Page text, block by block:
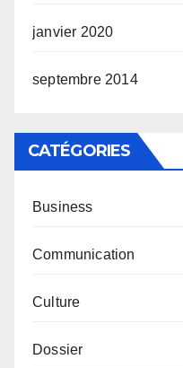
janvier 2020
septembre 2014
CATÉGORIES
Business
Communication
Culture
Dossier